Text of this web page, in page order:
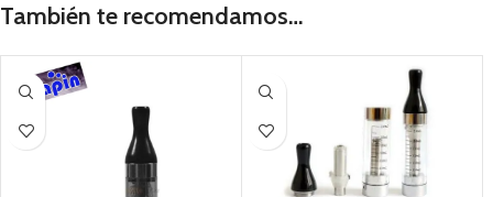
También te recomendamos…